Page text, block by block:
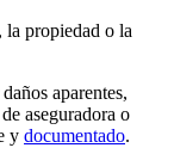
la propiedad o la
aparentes,
aseguradora o
y documentado.